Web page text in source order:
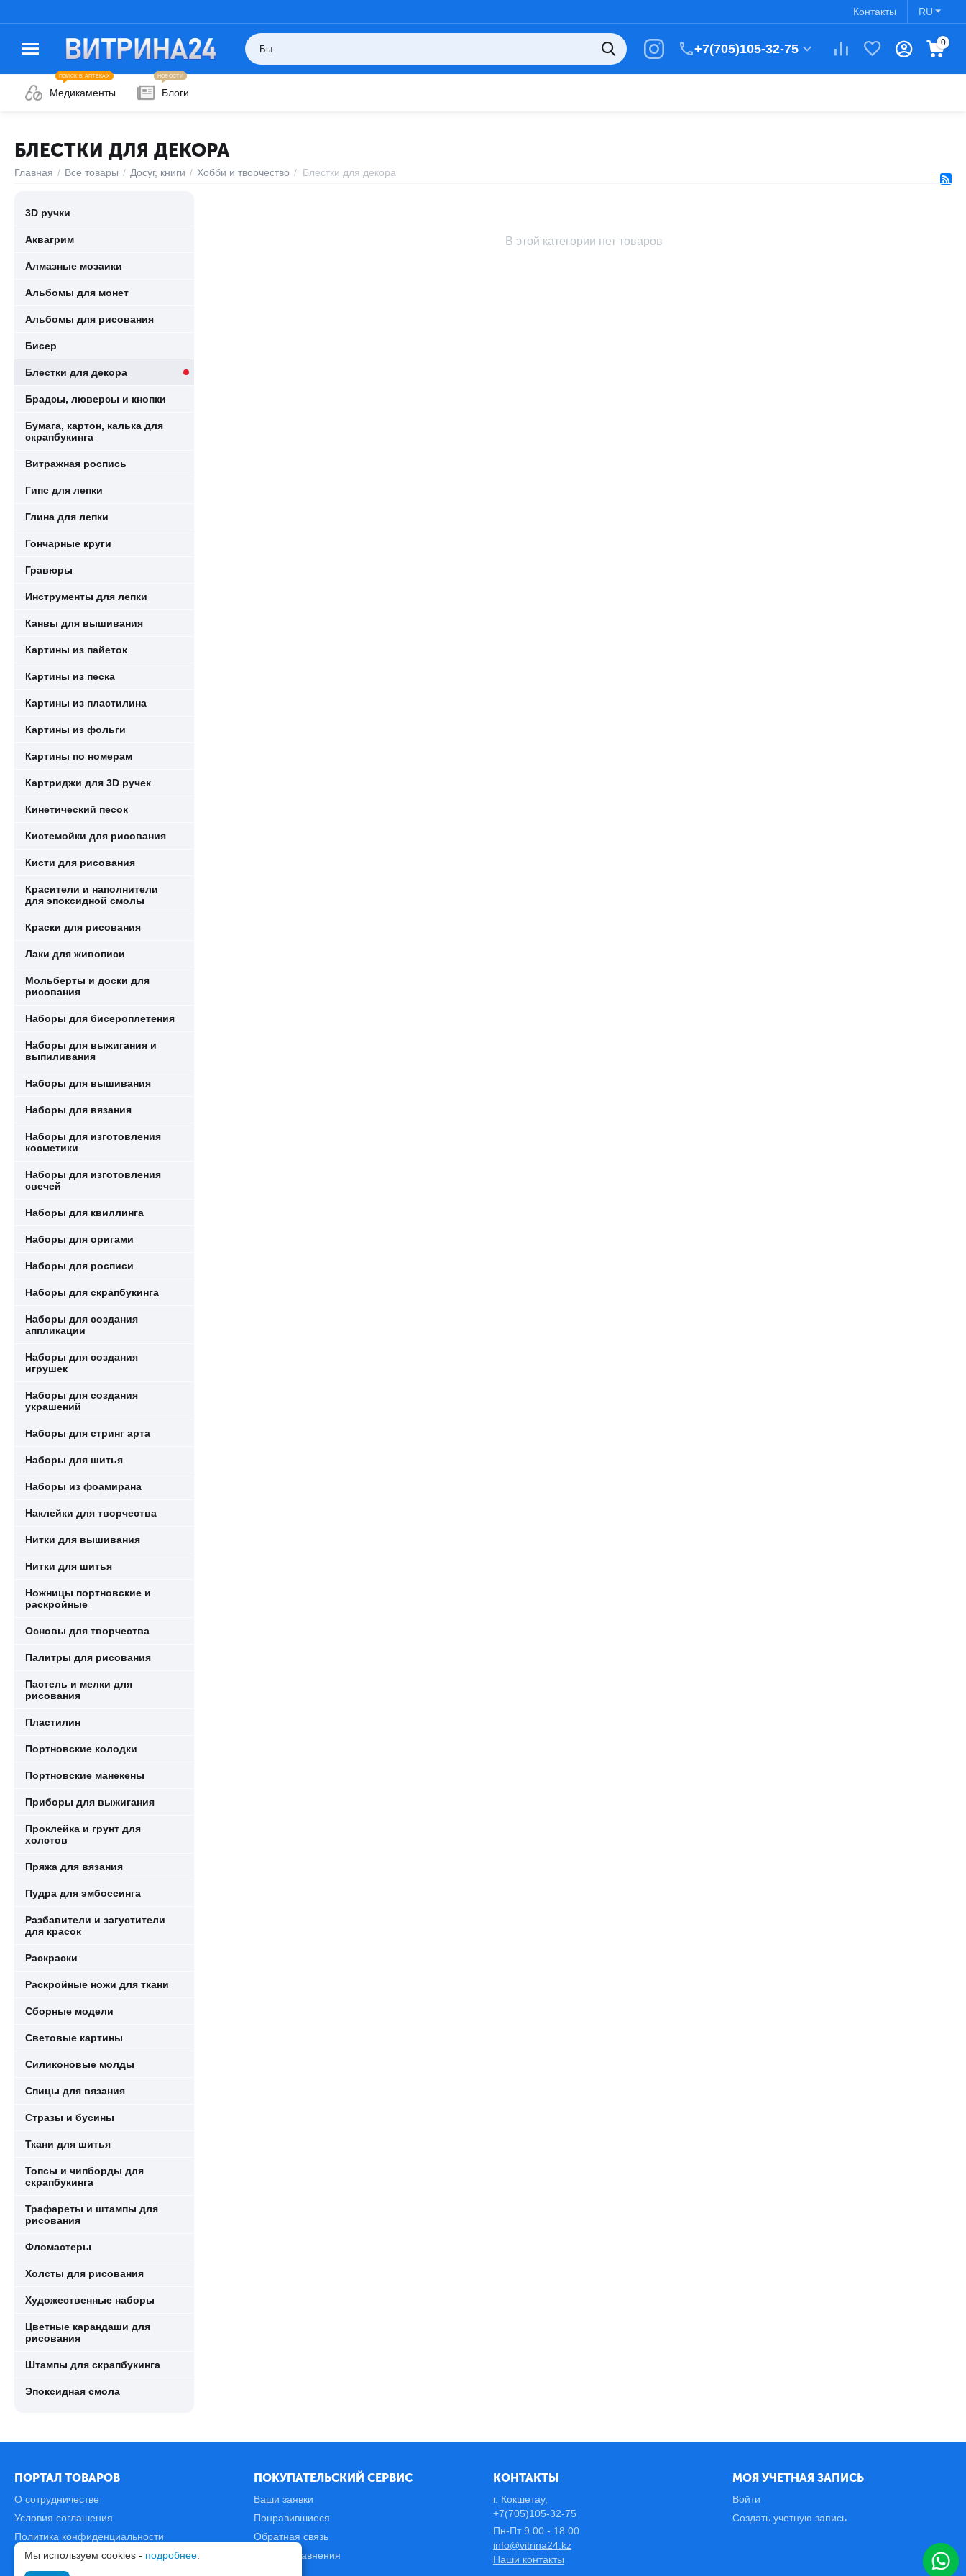
RU
Контакты
+7(705)105-32-75 0
Медикаменты
ПОИСК В АПТЕКАХ
Блоги
НОВОСТИ
БЛЕСТКИ ДЛЯ ДЕКОРА
Главная / Все товары / Досуг, книги / Хобби и творчество / Блестки для декора
В этой категории нет товаров
3D ручки
Аквагрим
Алмазные мозаики
Альбомы для монет
Альбомы для рисования
Бисер
Блестки для декора
Брадсы, люверсы и кнопки
Бумага, картон, калька для
скрапбукинга
Витражная роспись
Гипс для лепки
Глина для лепки
Гончарные круги
Гравюры
Инструменты для лепки
Канвы для вышивания
Картины из пайеток
Картины из песка
Картины из пластилина
Картины из фольги
Картины по номерам
Картриджи для 3D ручек
Кинетический песок
Кистемойки для рисования
Кисти для рисования
Красители и наполнители
для эпоксидной смолы
Краски для рисования
Лаки для живописи
Мольберты и доски для
рисования
Наборы для бисероплетения
Наборы для выжигания и
выпиливания
Наборы для вышивания
Наборы для вязания
Наборы для изготовления
косметики
Наборы для изготовления
свечей
Наборы для квиллинга
Наборы для оригами
Наборы для росписи
Наборы для скрапбукинга
Наборы для создания
аппликации
Наборы для создания
игрушек
Наборы для создания
украшений
Наборы для стринг арта
Наборы для шитья
Наборы из фоамирана
Наклейки для творчества
Нитки для вышивания
Нитки для шитья
Ножницы портновские и
раскройные
Основы для творчества
Палитры для рисования
Пастель и мелки для
рисования
Пластилин
Портновские колодки
Портновские манекены
Приборы для выжигания
Проклейка и грунт для
холстов
Пряжа для вязания
Пудра для эмбоссинга
Разбавители и загустители
для красок
Раскраски
Раскройные ножи для ткани
Сборные модели
Световые картины
Силиконовые молды
Спицы для вязания
Стразы и бусины
Ткани для шитья
Топсы и чипборды для
скрапбукинга
Трафареты и штампы для
рисования
Фломастеры
Холсты для рисования
Художественные наборы
Цветные карандаши для
рисования
Штампы для скрапбукинга
Эпоксидная смола
ПОРТАЛ ТОВАРОВ
О сотрудничестве
Условия соглашения
Политика конфиденциальности
Карта сайта
ПОКУПАТЕЛЬСКИЙ СЕРВИС
Ваши заявки
Понравившиеся
Обратная связь
Список сравнения
КОНТАКТЫ
г. Кокшетау,
+7(705)105-32-75
Пн-Пт 9.00 - 18.00
info@vitrina24.kz
Наши контакты
МОЯ УЧЕТНАЯ ЗАПИСЬ
Войти
Создать учетную запись
Мы используем cookies - подробнее